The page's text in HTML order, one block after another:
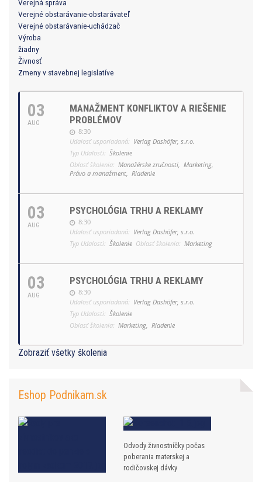
Verejná správa
Verejné obstarávanie-obstarávateľ
Verejné obstarávanie-uchádzač
Výroba
žiadny
Živnosť
Zmeny v stavebnej legislatíve
03
AUG
MANAŽMENT KONFLIKTOV A RIEŠENIE
PROBLÉMOV
8:30
Udalosť usporiadaná: Verlag Dashöfer, s.r.o.
Typ Udalosti: Školenie
Oblasť školenia: Manažérske zručnosti, Marketing,
Právo a manažment, Riadenie
03
AUG
PSYCHOLÓGIA TRHU A REKLAMY
8:30
Udalosť usporiadaná: Verlag Dashöfer, s.r.o.
Typ Udalosti: Školenie Oblasť školenia: Marketing
03
AUG
PSYCHOLÓGIA TRHU A REKLAMY
8:30
Udalosť usporiadaná: Verlag Dashöfer, s.r.o.
Typ Udalosti: Školenie
Oblasť školenia: Marketing, Riadenie
Zobraziť všetky školenia
Eshop Podnikam.sk
Odvody živnostníčky počas
poberania materskej a
rodičovskej dávky